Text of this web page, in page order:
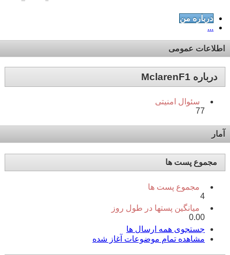
درباره من
...
اطلاعات عمومی
درباره MclarenF1
سئوال امنیتی
77
آمار
مجموع پست ها
مجموع پست ها
4
میانگین پستها در طول روز
0.00
جستجوی همه ارسال ها
مشاهده تمام موضوعات آغاز شده